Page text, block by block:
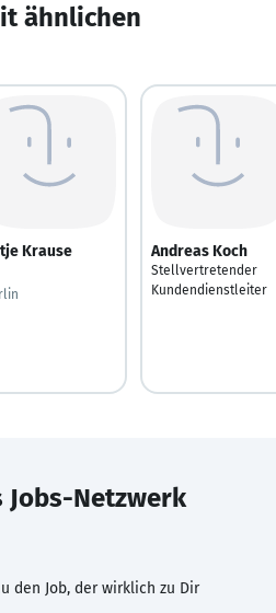
ähnlichen
Krause Andreas Koch
Stellvertretender
Kundendienstleiter
Jobs-Netzwerk
den Job, der wirklich zu Dir